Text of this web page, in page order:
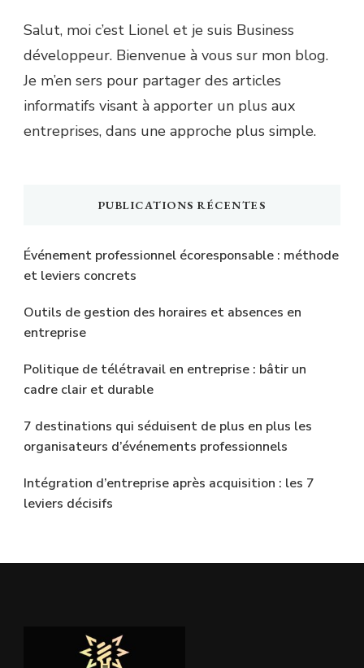
Salut, moi c’est Lionel et je suis Business
développeur. Bienvenue à vous sur mon blog.
Je m’en sers pour partager des articles
informatifs visant à apporter un plus aux
entreprises, dans une approche plus simple.
PUBLICATIONS RÉCENTES
Événement professionnel écoresponsable : méthode
et leviers concrets
Outils de gestion des horaires et absences en
entreprise
Politique de télétravail en entreprise : bâtir un
cadre clair et durable
7 destinations qui séduisent de plus en plus les
organisateurs d’événements professionnels
Intégration d’entreprise après acquisition : les 7
leviers décisifs